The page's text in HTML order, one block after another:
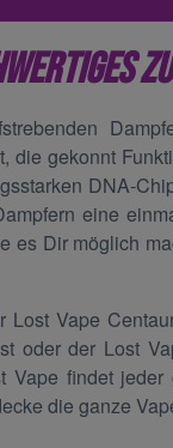
gekonnt
DNA-
eine
es Dir möglich
Vape
oder der Lost
findet
die ganze